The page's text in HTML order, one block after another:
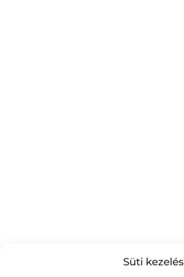
Süti kezelés